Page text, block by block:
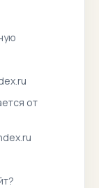
от